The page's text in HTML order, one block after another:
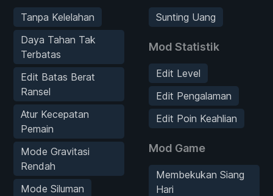
Tanpa Kelelahan
Daya Tahan Tak
Terbatas
Edit Batas Berat
Ransel
Atur Kecepatan
Pemain
Mode Gravitasi
Rendah
Mode Siluman
Sunting Uang
Mod Statistik
Edit Level
Edit Pengalaman
Edit Poin Keahlian
Mod Game
Membekukan Siang
Hari